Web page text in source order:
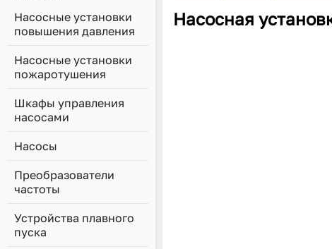
Насосные установки
повышения давления
Насосные установки
пожаротушения
Шкафы управления
насосами
Насосы
Преобразователи
частоты
Устройства плавного
пуска
Насосная